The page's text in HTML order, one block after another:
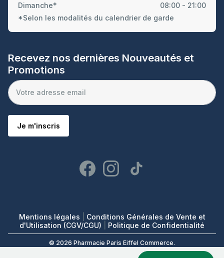
Dimanche*
08:00 - 21:00
*Selon les modalités du calendrier de garde
Recevez nos dernières Nouveautés et
Promotions
Je m'inscris
Mentions légales
Conditions Générales de Vente et
d'Utilisation (CGV/CGU)
Politique de Confidentialité
© 2026 Pharmacie Paris Eiffel Commerce.